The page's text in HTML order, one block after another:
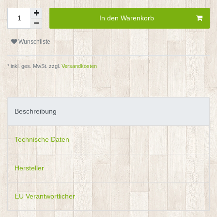
In den Warenkorb
Wunschliste
* inkl. ges. MwSt. zzgl. Versandkosten
Beschreibung
Technische Daten
Hersteller
EU Verantwortlicher